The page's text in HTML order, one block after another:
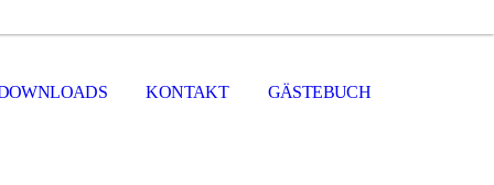
KONTAKT GÄSTEBUCH